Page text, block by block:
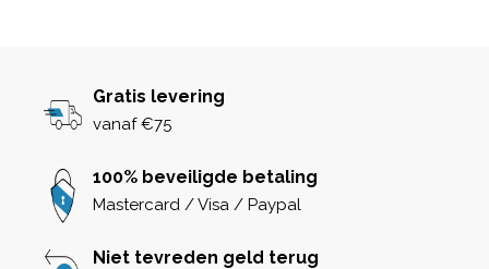
Gratis levering
vanaf €75
100% beveiligde betaling
Mastercard / Visa / Paypal
Niet tevreden geld terug